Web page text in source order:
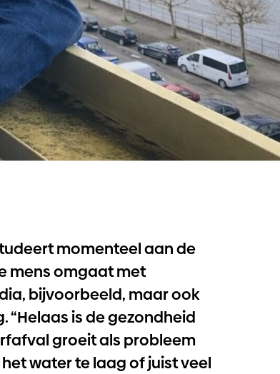
momenteel aan de
mens omgaat met
bijvoorbeeld, maar ook
is de gezondheid
groeit als probleem
water te laag of juist veel